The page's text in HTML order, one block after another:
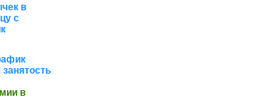
в
с
в